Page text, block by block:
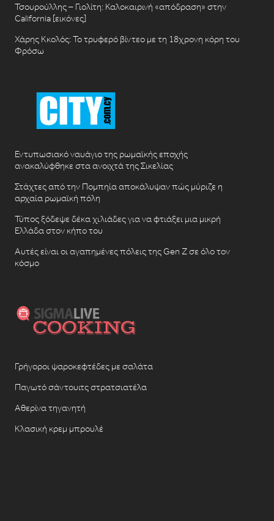
Τσουρούλλης – Γιολίτη: Καλοκαιρινή «απόδραση» στην
California [εικόνες]
Χάρης Κκολός: Το τρυφερό βίντεο με τη 18χρονη κόρη του
Φρόσω
Εντυπωσιακό ναυάγιο της ρωμαϊκής εποχής
ανακαλύφθηκε στα ανοιχτά της Σικελίας
Στάχτες από την Πομπηία αποκάλυψαν πώς μύριζε η
αρχαία ρωμαϊκή πόλη
Τύπος ξόδεψε δέκα χιλιάδες για να φτιάξει μια μικρή
Ελλάδα στον κήπο του
Αυτές είναι οι αγαπημένες πόλεις της Gen Z σε όλο τον
κόσμο
Γρήγοροι ψαροκεφτέδες με σαλάτα
Παγωτό σάντουιτς στρατσιατέλα
Αθερίνα τηγανητή
Κλασική κρεμ μπρουλέ